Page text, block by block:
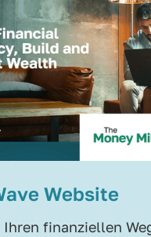
Website
Ihren finanziellen